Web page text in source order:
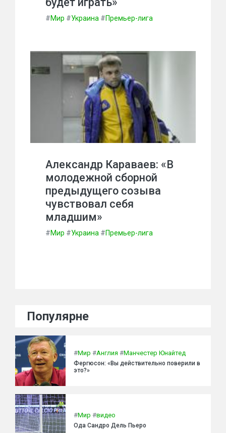
#Мир #Украина #Премьер-лига
Александр Караваев: «В
молодежной сборной
предыдущего созыва
чувствовал себя
младшим»
#Мир #Украина #Премьер-лига
Популярне
#Мир #Англия #Манчестер Юнайтед
Фергюсон: «Вы действительно поверили в
это?»
#Мир #видео
Ода Сандро Дель Пьеро